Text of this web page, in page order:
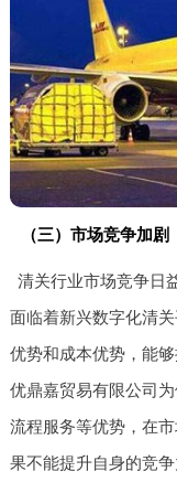
（三）市场竞争加剧
清关行业市场竞争日
面临着新兴数字化清
优势和成本优势，能
优鼎嘉贸易有限公司
流程服务等优势，在
果不能提升自身的竞